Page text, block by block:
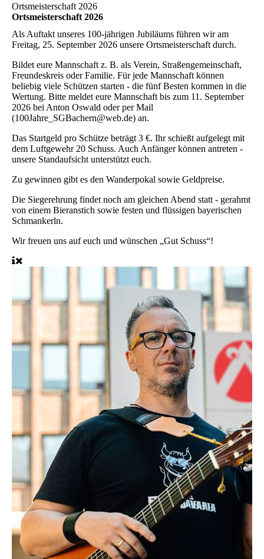
Ortsmeisterschaft 2026
Ortsmeisterschaft 2026
Als Auftakt unseres 100-jährigen Jubiläums führen wir am
Freitag, 25. September 2026 unsere Ortsmeisterschaft durch.
Bildet eure Mannschaft z. B. als Verein, Straßengemeinschaft,
Freundeskreis oder Familie. Für jede Mannschaft können
beliebig viele Schützen starten - die fünf Besten kommen in die
Wertung. Bitte meldet eure Mannschaft bis zum 11. September
2026 bei Anton Oswald oder per Mail
(100Jahre_SGBachern@web.de) an.
Das Startgeld pro Schütze beträgt 3 €. Ihr schießt aufgelegt mit
dem Luftgewehr 20 Schuss. Auch Anfänger können antreten -
unsere Standaufsicht unterstützt euch.
Zu gewinnen gibt es den Wanderpokal sowie Geldpreise.
Die Siegerehrung findet noch am gleichen Abend statt - gerahmt
von einem Bieranstich sowie festen und flüssigen bayerischen
Schmankerln.
Wir freuen uns auf euch und wünschen „Gut Schuss“!